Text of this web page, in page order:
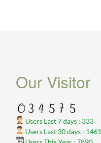
Our Visitor
Users Last 7 days : 333
Users Last 30 days : 1461